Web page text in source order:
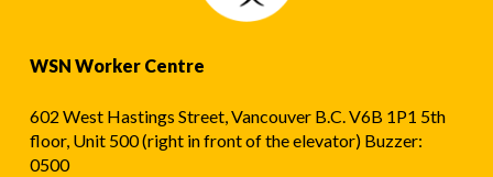
WSN Worker Centre
602 West Hastings Street, Vancouver B.C. V6B 1P1 5th
floor, Unit 500 (right in front of the elevator) Buzzer:
0500